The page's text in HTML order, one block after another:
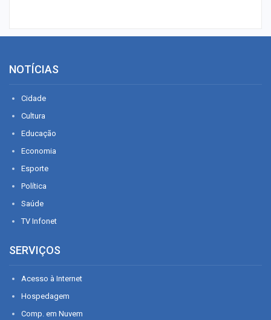
NOTÍCIAS
Cidade
Cultura
Educação
Economia
Esporte
Política
Saúde
TV Infonet
SERVIÇOS
Acesso à Internet
Hospedagem
Comp. em Nuvem